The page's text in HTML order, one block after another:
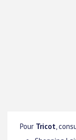
Pour Tricot,